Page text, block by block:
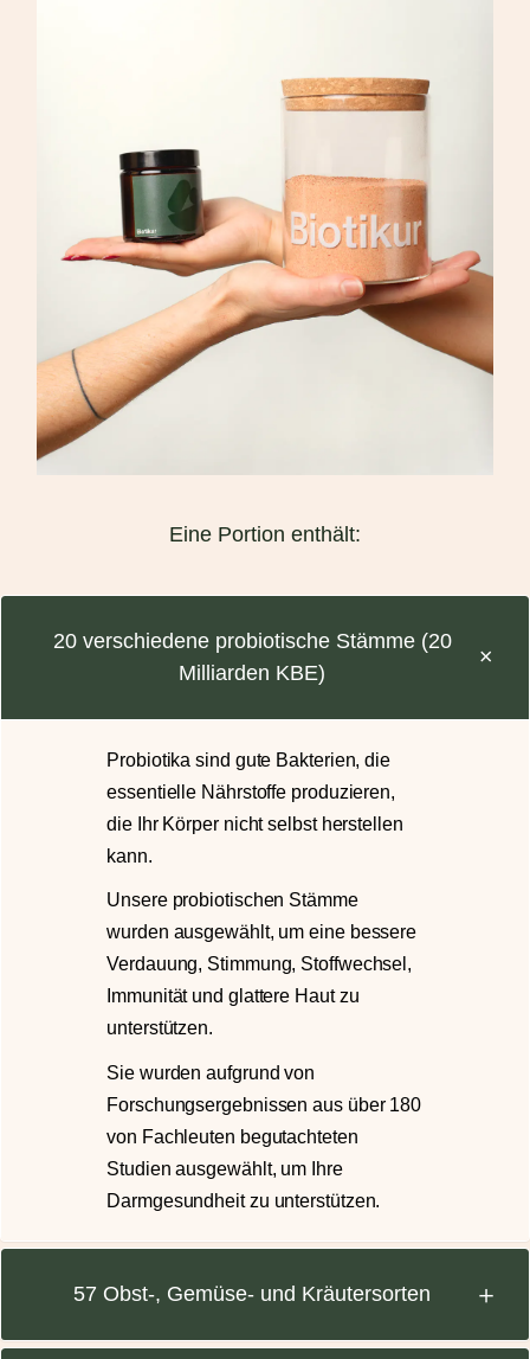
Eine Portion enthält:
20 verschiedene probiotische Stämme (20
Milliarden KBE)
Probiotika sind gute Bakterien, die
essentielle Nährstoffe produzieren,
die Ihr Körper nicht selbst herstellen
kann.
Unsere probiotischen Stämme
wurden ausgewählt, um eine bessere
Verdauung, Stimmung, Stoffwechsel,
Immunität und glattere Haut zu
unterstützen.
Sie wurden aufgrund von
Forschungsergebnissen aus über 180
von Fachleuten begutachteten
Studien ausgewählt, um Ihre
Darmgesundheit zu unterstützen.
57 Obst-, Gemüse- und Kräutersorten